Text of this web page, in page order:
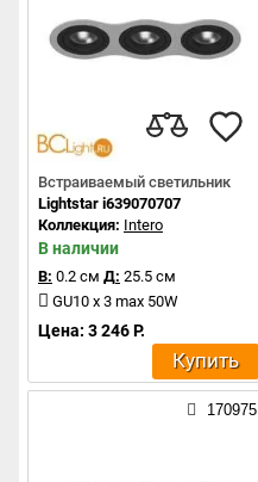
Встраиваемый светильник
Lightstar i639070707
Коллекция: Intero
В наличии
В: 0.2 см Д: 25.5 см
GU10 x 3 max 50W
Цена: 3 246 Р.
Купить
170975